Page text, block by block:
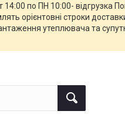
по ПН 10:00- відгрузка
орієнтовні строки
утеплювача та